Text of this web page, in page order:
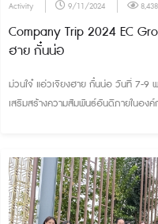
Activity 9/11/2024 8,438
Company Trip 2024 EC
ฮาย กั๋นน่อ
ม่วนใจ๋ แอ่วเจียงฮาย กั๋นน่อ วันที่ 7-9
เสริมสร้างความสัมพันธ์อันดีภายในอ